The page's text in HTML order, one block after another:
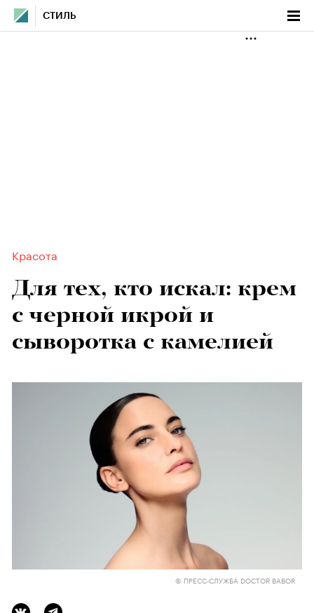
СТИЛЬ
Красота
Для тех, кто искал: крем
с черной икрой и
сыворотка с камелией
© ПРЕСС-СЛУЖБА DOCTOR BABOR